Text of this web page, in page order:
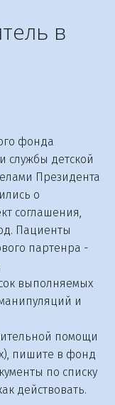
в
фонда
службы детской
Президента
о
соглашения,
Пациенты
партенра -
выполняемых
и
помощи
пишите в фонд
по списку
действовать.